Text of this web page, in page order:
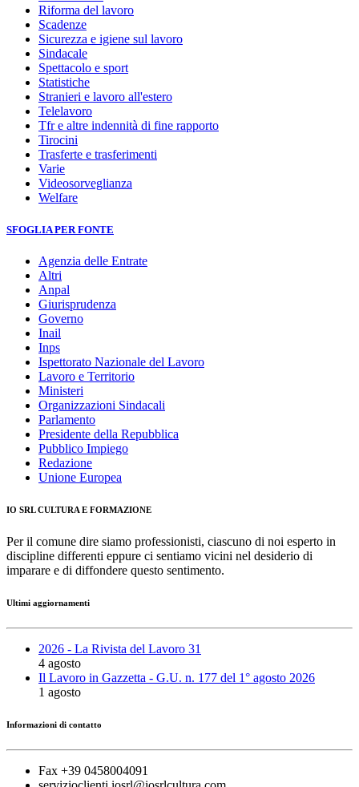
Riforma del lavoro
Scadenze
Sicurezza e igiene sul lavoro
Sindacale
Spettacolo e sport
Statistiche
Stranieri e lavoro all'estero
Telelavoro
Tfr e altre indennità di fine rapporto
Tirocini
Trasferte e trasferimenti
Varie
Videosorveglianza
Welfare
SFOGLIA PER FONTE
Agenzia delle Entrate
Altri
Anpal
Giurisprudenza
Governo
Inail
Inps
Ispettorato Nazionale del Lavoro
Lavoro e Territorio
Ministeri
Organizzazioni Sindacali
Parlamento
Presidente della Repubblica
Pubblico Impiego
Redazione
Unione Europea
IO SRL CULTURA E FORMAZIONE
Per il comune dire siamo professionisti, ciascuno di noi esperto in
discipline differenti eppure ci sentiamo vicini nel desiderio di
imparare e di diffondere questo sentimento.
Ultimi aggiornamenti
2026 - La Rivista del Lavoro 31
4 agosto
Il Lavoro in Gazzetta - G.U. n. 177 del 1° agosto 2026
1 agosto
Informazioni di contatto
Fax +39 0458004091